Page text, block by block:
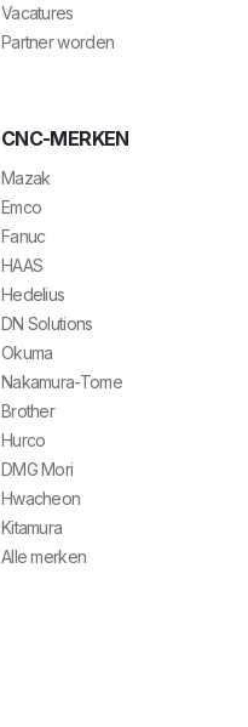
Vacatures
Partner worden
CNC-MERKEN
Mazak
Emco
Fanuc
HAAS
Hedelius
DN Solutions
Okuma
Nakamura-Tome
Brother
Hurco
DMG Mori
Hwacheon
Kitamura
Alle merken